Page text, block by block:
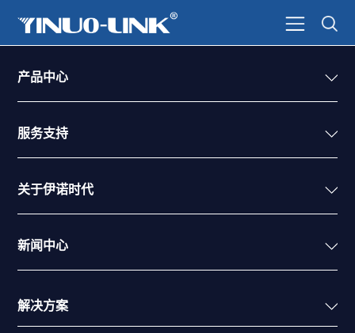
产品中心
服务支持
关于伊诺时代
新闻中心
解决方案